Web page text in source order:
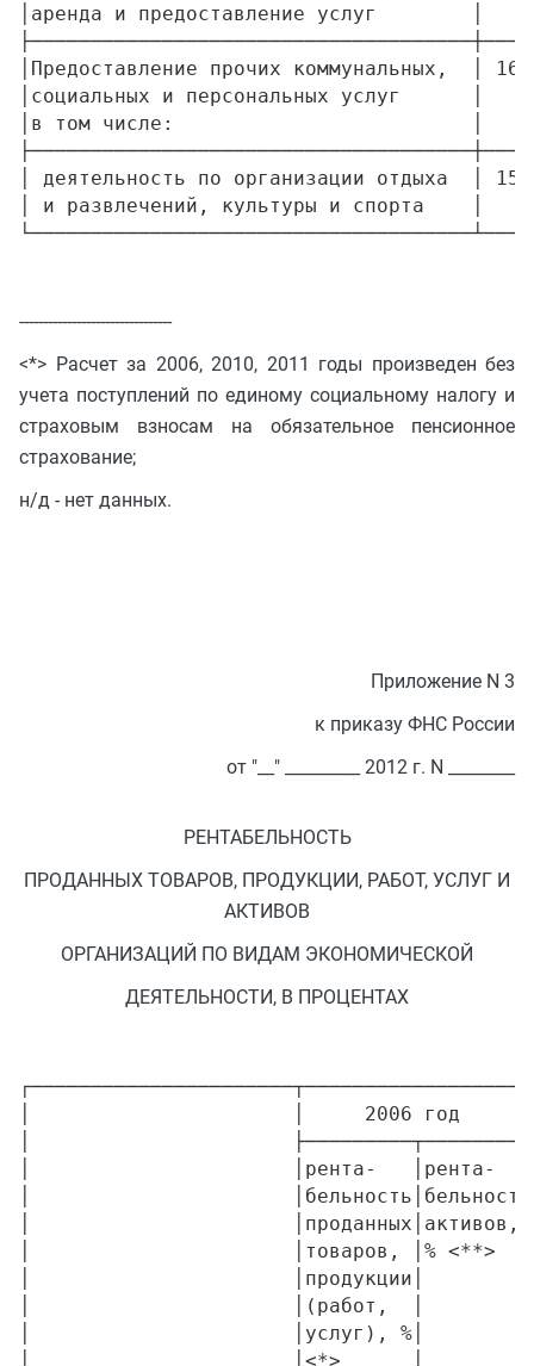
│аренда и предоставление услуг
│Предоставление прочих коммунальных,  │
│социальных и персональных услуг
│в том числе:                         │
│ деятельность по организации отдыха  │
│ и развлечений, культуры и
--------------------------------
<*> Расчет за 2006, 2010, 2011 годы произведен без
учета поступлений по единому социальному налогу и
страховым взносам на обязательное пенсионное
страхование;
н/д - нет данных.
Приложение N 3
к приказу ФНС России
от "__" _________ 2012 г. N ________
РЕНТАБЕЛЬНОСТЬ
ПРОДАННЫХ ТОВАРОВ, ПРОДУКЦИИ, РАБОТ, УСЛУГ И
АКТИВОВ
ОРГАНИЗАЦИЙ ПО ВИДАМ ЭКОНОМИЧЕСКОЙ
ДЕЯТЕЛЬНОСТИ, В ПРОЦЕНТАХ
┌──────────────────────┬───────────────────┬───────────────────┬───────────────────┬───────────────────┬───────────────────┬───────────────────┐
│                      │     2006 год      │     2007 год      │     2008 год      │     2009 год      │     2010 год      │     2011 год      │
│                      ├─────────┬─────────┼─────────┬─────────┼─────────┬─────────┼─────────┬─────────┼─────────┬─────────┼─────────┬─────────┤
│                      │рента-   │рента-   │рента-   │рента-   │рента-   │рента-   │рента-   │рента-   │рента-   │рента-   │рента-   │рента-   │
│                      │бельность│бельность│бельность│бельность│бельность│бельность│бельность│бельность│бельность│бельность│бельность│бельность│
│                      │проданных│активов, │проданных│активов, │проданных│активов, │проданных│активов, │проданных│активов, │проданных│активов, │
│                      │товаров, │% <**>   │товаров, │% <**>   │товаров, │% <**>   │товаров, │% <**>   │товаров, │% <**>   │товаров, │% <**>   │
│                      │продукции│         │продукции│         │продукции│         │продукции│         │продукции│         │продукции│         │
│                      │(работ,  │         │(работ,  │         │(работ,  │         │(работ,  │         │(работ,  │         │(работ,  │         │
│                      │услуг), %│         │услуг), %│         │услуг), %│         │услуг), %│         │услуг), %│         │услуг), %│         │
│                      │<*>      │         │<*>      │         │<*>      │         │<*>      │         │<*>      │         │<*>      │         │
├──────────────────────┼─────────┼─────────┼─────────┼─────────┼─────────┼─────────┼─────────┼─────────┼─────────┼─────────┼─────────┼─────────┤
│Всего,                │  14,0   │   9,3   │  14,3   │  10,5   │  14,0   │   6,0   │  11,5   │   5,7   │  11,4   │   6,8   │  11,5   │   7,0   │
│в том числе:          │         │         │         │         │         │         │         │         │         │         │         │         │
├──────────────────────┼─────────┼─────────┼─────────┼─────────┼─────────┼─────────┼─────────┼─────────┼─────────┼─────────┼─────────┼─────────┤
│Сельское хозяйство,   │   9,0   │   4,0   │  14,5   │   6,5   │  10,8   │   5,1   │   8,4   │   3,1   │  10,3   │   3,4   │  10,3   │   4,2   │
│охота и лесное        │         │         │         │         │         │         │         │         │         │         │         │         │
│хозяйство             │         │         │         │         │         │         │         │         │         │         │         │         │